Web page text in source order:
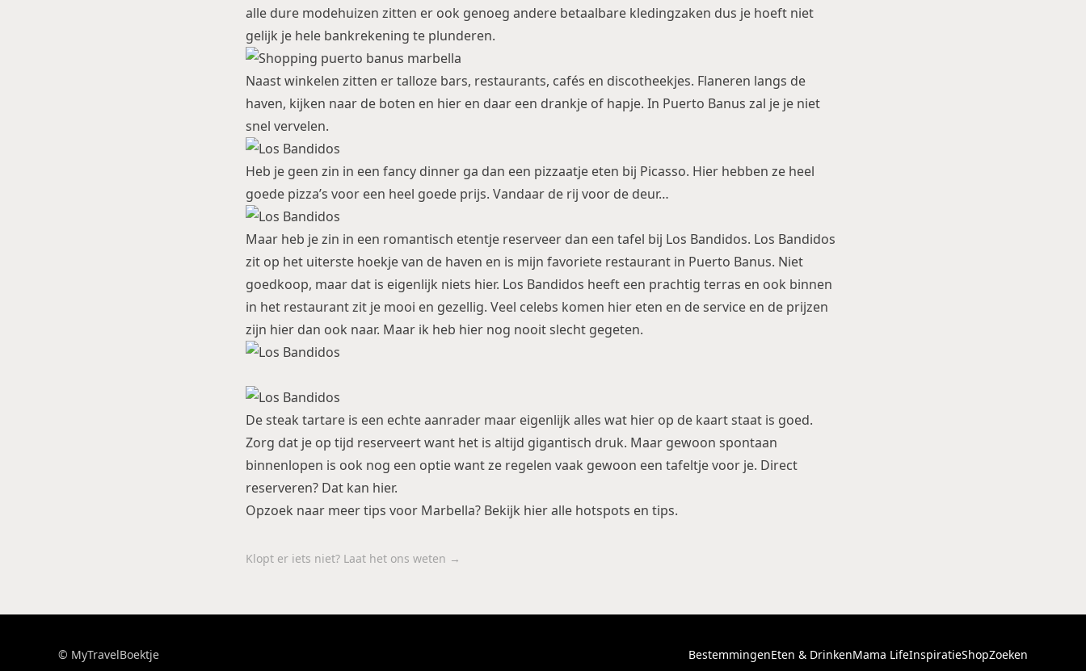
alle dure modehuizen zitten er ook genoeg andere betaalbare kledingzaken dus je hoeft niet
gelijk je hele bankrekening te plunderen.
Naast winkelen zitten er talloze bars, restaurants, cafés en discotheekjes. Flaneren langs de
haven, kijken naar de boten en hier en daar een drankje of hapje. In Puerto Banus zal je je niet
snel vervelen.
Heb je geen zin in een fancy dinner ga dan een pizzaatje eten bij Picasso. Hier hebben ze heel
goede pizza’s voor een heel goede prijs. Vandaar de rij voor de deur…
Maar heb je zin in een romantisch etentje reserveer dan een tafel bij Los Bandidos. Los Bandidos
zit op het uiterste hoekje van de haven en is mijn favoriete restaurant in Puerto Banus. Niet
goedkoop, maar dat is eigenlijk niets hier. Los Bandidos heeft een prachtig terras en ook binnen
in het restaurant zit je mooi en gezellig. Veel celebs komen hier eten en de service en de prijzen
zijn hier dan ook naar. Maar ik heb hier nog nooit slecht gegeten.
De steak tartare is een echte aanrader maar eigenlijk alles wat hier op de kaart staat is goed.
Zorg dat je op tijd reserveert want het is altijd gigantisch druk. Maar gewoon spontaan
binnenlopen is ook nog een optie want ze regelen vaak gewoon een tafeltje voor je. Direct
reserveren? Dat kan hier.
Opzoek naar meer tips voor Marbella? Bekijk hieralle hotspots en tips.
Klopt er iets niet? Laat het ons weten →
© MyTravelBoektje BestemmingenEten & DrinkenMama LifeInspiratieShopZoeken